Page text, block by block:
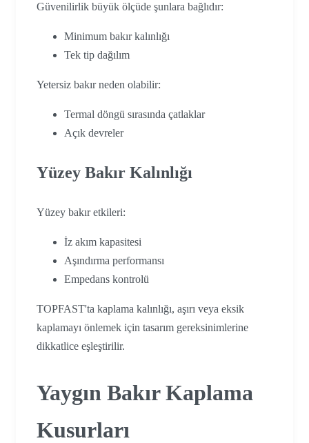
Güvenilirlik büyük ölçüde şunlara bağlıdır:
Minimum bakır kalınlığı
Tek tip dağılım
Yetersiz bakır neden olabilir:
Termal döngü sırasında çatlaklar
Açık devreler
Yüzey Bakır Kalınlığı
Yüzey bakır etkileri:
İz akım kapasitesi
Aşındırma performansı
Empedans kontrolü
TOPFAST'ta kaplama kalınlığı, aşırı veya eksik
kaplamayı önlemek için tasarım gereksinimlerine
dikkatlice eşleştirilir.
Yaygın Bakır Kaplama
Kusurları